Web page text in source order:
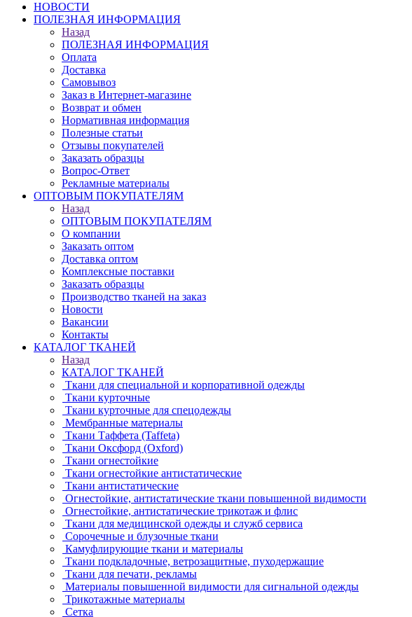
НОВОСТИ
ПОЛЕЗНАЯ ИНФОРМАЦИЯ
Назад
ПОЛЕЗНАЯ ИНФОРМАЦИЯ
Оплата
Доставка
Самовывоз
Заказ в Интернет-магазине
Возврат и обмен
Нормативная информация
Полезные статьи
Отзывы покупателей
Заказать образцы
Вопрос-Ответ
Рекламные материалы
ОПТОВЫМ ПОКУПАТЕЛЯМ
Назад
ОПТОВЫМ ПОКУПАТЕЛЯМ
О компании
Заказать оптом
Доставка оптом
Комплексные поставки
Заказать образцы
Производство тканей на заказ
Новости
Вакансии
Контакты
КАТАЛОГ ТКАНЕЙ
Назад
КАТАЛОГ ТКАНЕЙ
Ткани для специальной и корпоративной одежды
Ткани курточные
Ткани курточные для спецодежды
Мембранные материалы
Ткани Таффета (Taffeta)
Ткани Оксфорд (Oxford)
Ткани огнестойкие
Ткани огнестойкие антистатические
Ткани антистатические
Огнестойкие, антистатические ткани повышенной видимости
Огнестойкие, антистатические трикотаж и флис
Ткани для медицинской одежды и служб сервиса
Сорочечные и блузочные ткани
Камуфлирующие ткани и материалы
Ткани подкладочные, ветрозащитные, пуходержащие
Ткани для печати, рекламы
Материалы повышенной видимости для сигнальной одежды
Трикотажные материалы
Сетка